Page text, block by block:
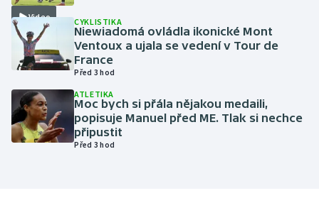
Moderní pětiboj
Motorsport
Olympijské hry
Parasport
Plavání
Video CYKLISTIKA
Niewiadomá ovládla ikonické Mont
Ventoux a ujala se vedení v Tour de
France
Před 3 hod
ATLETIKA
Moc bych si přála nějakou medaili,
popisuje Manuel před ME. Tlak si nechce
připustit
Před 3 hod